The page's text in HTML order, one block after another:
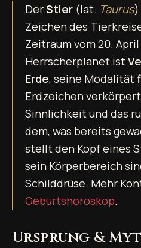
DerStier (lat. Taurus)
Zeichen des
Zeitraum vom 20.
Herrscherplanet ist
Erde, seine Modalität
Erdzeichen
Sinnlichkeit und das
dem, was bereits
stellt den Kopf eines
sein Körperbereich
Schilddrüse. Mehr
Geburtshoroskop.
Ursprung &